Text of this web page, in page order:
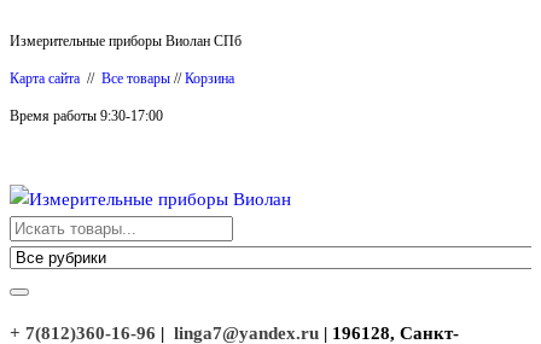
к
содержимому
Измерительные приборы Виолан СПб
Карта сайта // Все товары //Корзина
Время работы 9:30-17:00
Измерительные приборы Виолан
+ 7(812)360-16-96 | linga7@yandex.ru | 196128, Санкт-